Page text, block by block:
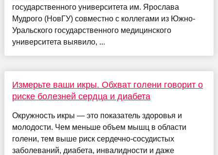
государственного университета им. Ярослава
Мудрого (НовГУ) совместно с коллегами из Южно-
Уральского государственного медицинского
университета выявило, ...
Измерьте ваши икры. Обхват голени говорит о
риске болезней сердца и диабета
Окружность икры — это показатель здоровья и
молодости. Чем меньше объем мышц в области
голени, тем выше риск сердечно-сосудистых
заболеваний, диабета, инвалидности и даже